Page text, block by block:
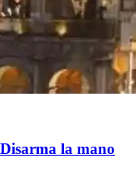
la mano